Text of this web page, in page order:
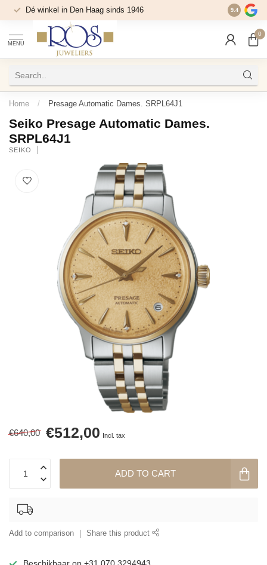
Dé winkel in Den Haag sinds 1946 9.4
MENU
0
Home / Presage Automatic Dames. SRPL64J1
Seiko Presage Automatic Dames.
SRPL64J1
SEIKO
€640,00 €512,00 Incl. tax
ADD TO CART
Add to comparison Share this product